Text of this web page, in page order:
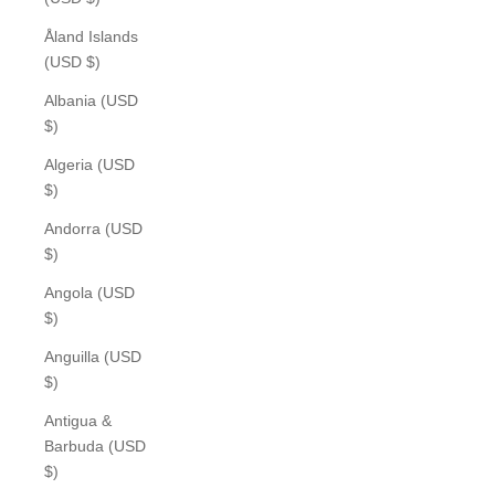
Åland Islands
(USD $)
Albania (USD
$)
Algeria (USD
$)
Andorra (USD
$)
Angola (USD
$)
Anguilla (USD
$)
Antigua &
Barbuda (USD
$)